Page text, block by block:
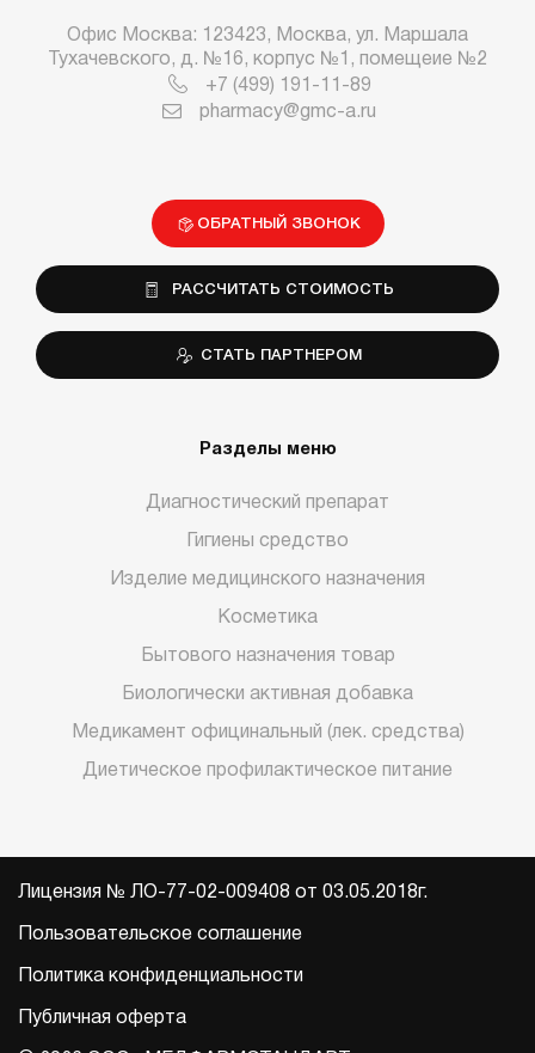
Офис Москва: 123423, Москва, ул. Маршала
Тухачевского, д. №16, корпус №1, помещеие №2
+7 (499) 191-11-89
pharmacy@gmc-a.ru
ОБРАТНЫЙ ЗВОНОК
РАССЧИТАТЬ СТОИМОСТЬ
СТАТЬ ПАРТНЕРОМ
Разделы меню
Диагностический препарат
Гигиены средство
Изделие медицинского назначения
Косметика
Бытового назначения товар
Биологически активная добавка
Медикамент официнальный (лек. средства)
Диетическое профилактическое питание
Лицензия № ЛО-77-02-009408 от 03.05.2018г.
Пользовательское соглашение
Политика конфиденциальности
Публичная оферта